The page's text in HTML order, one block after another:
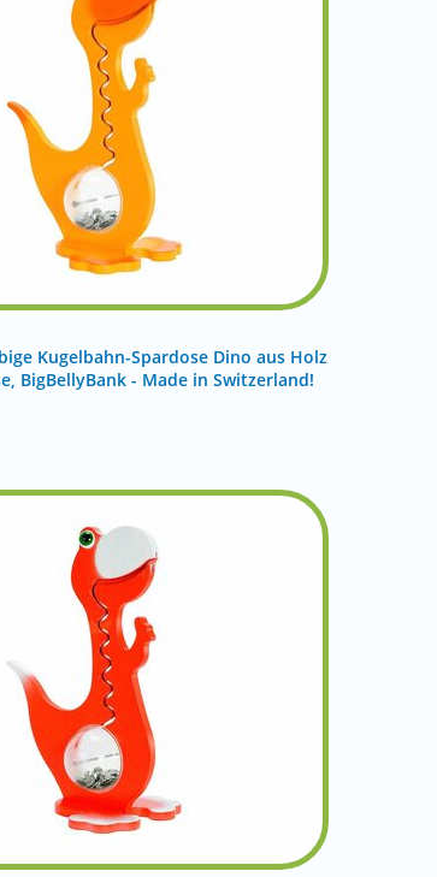
Kugelbahn-Spardose Dino aus Holz
BigBellyBank - Made in Switzerland!